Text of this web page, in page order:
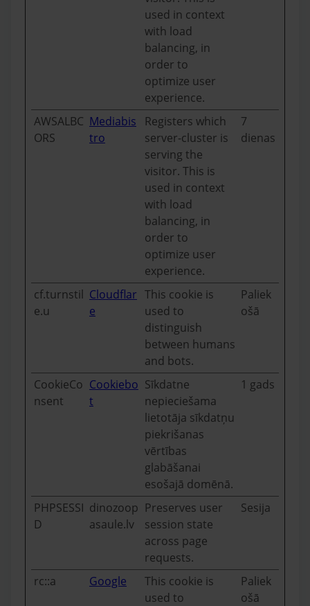
used in context
with load
balancing, in
order to
optimize user
experience.
AWSALBC
ORS
Mediabis
tro
Registers which
server-cluster is
serving the
visitor. This is
used in context
with load
balancing, in
order to
optimize user
experience.
7
dienas
cf.turnstil
e.u
Cloudflar
e
This cookie is
used to
distinguish
between humans
and bots.
Paliek
ošā
CookieCo
nsent
Cookiebo
t
Sīkdatne
nepieciešama
lietotāja sīkdatņu
piekrišanas
vērtības
glabāšanai
esošajā domēnā.
1 gads
PHPSESSI
D
dinozoop
asaule.lv
Preserves user
session state
across page
requests.
Sesija
rc::a Google
This cookie is
used to
Paliek
ošā